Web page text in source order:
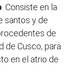
. Consiste en la
santos y de
de
de Cusco, para
en el atrio de